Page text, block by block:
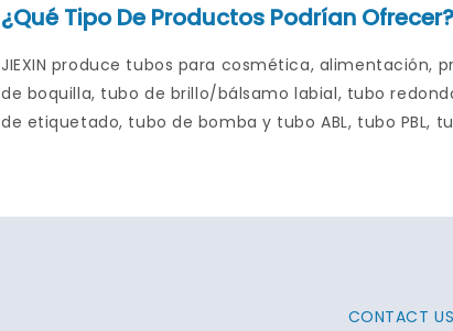
¿Qué Tipo De Productos Podrían Ofrecer?
JIEXIN produce tubos para cosmética, alimentación,
de boquilla, tubo de brillo/bálsamo labial, tubo
de etiquetado, tubo de bomba y tubo ABL, tubo PBL,
CONTACT US